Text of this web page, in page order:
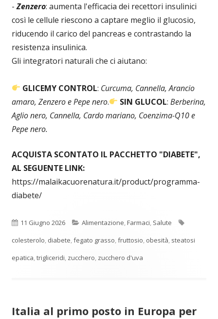
-Zenzero: aumenta l'efficacia dei recettori insulinici
così le cellule riescono a captare meglio il glucosio,
riducendo il carico del pancreas e contrastando la
resistenza insulinica.
Gli integratori naturali che ci aiutano:
GLICEMY CONTROL: Curcuma, Cannella, Arancio
amaro, Zenzero e Pepe nero. SIN GLUCOL:Berberina,
Aglio nero, Cannella, Cardo mariano, Coenzima-Q10 e
Pepe nero.
ACQUISTA SCONTATO IL PACCHETTO "DIABETE",
AL SEGUENTE LINK:
https://malaikacuorenatura.it/product/programma-
diabete/
Pubblicato
11 Giugno 2026 Categorie
Alimentazione,Farmaci, Salute
colesterolo, diabete,fegato grasso,fruttosio, obesità, steatosi
epatica,trigliceridi, zucchero, zucchero d'uva
Italia al primo posto in Europa per